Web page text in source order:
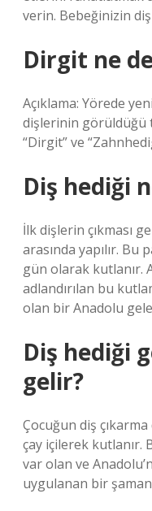
verin. Bebeğinizin
Dirgit ne
Açıklama: Yörede
dişlerinin görüldüğü
“Dirgit” ve
Diş hediği
İlk dişlerin çıkması
arasında yapılır.
gün olarak kutlanır.
adlandırılan bu
olan bir Anadolu
Diş hediği
gelir?
Çocuğun diş
çay içilerek kutlanır.
var olan ve
uygulanan bir